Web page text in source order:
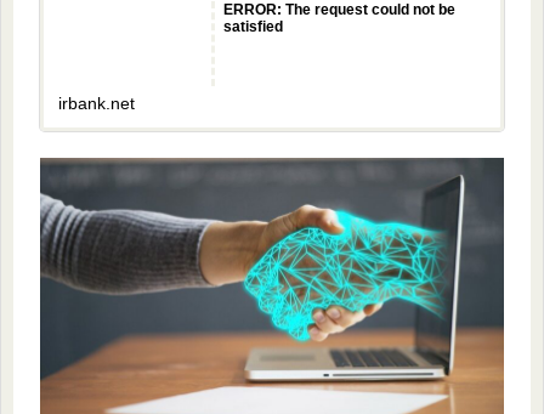
ERROR: The request could not be
satisfied
irbank.net